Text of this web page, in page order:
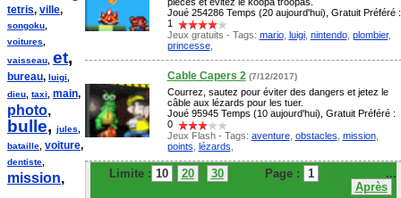
tetris, ville,
songoku
voitures
vaisseau et,
bureau, luigi
dieu taxi main,
photo,
bulle, jules
bataille voiture,
dentiste
mission,
Joué 254286 Temps (20 aujourd'hui), Gratuit Préféré :
1
Jeux gratuits - Tags: mario, luigi, nintendo, plombier,
princesse,
Cable Capers 2 (7/12/2017)
Courrez, sautez pour éviter des dangers et jetez le
câble aux lézards pour les tuer.
Joué 95945 Temps (10 aujourd'hui), Gratuit Préféré :
0
Jeux Flash - Tags: aventure, obstacles mission,
points lézards
Limite : 10 20 30 Page : 1
...
Après